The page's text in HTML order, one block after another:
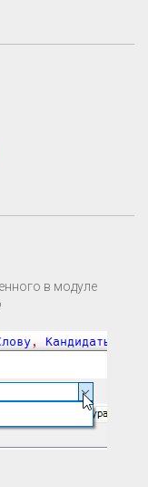
в модуле